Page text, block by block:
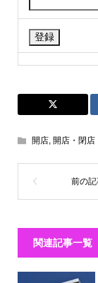
開店, 開店・閉店
関連記事一覧